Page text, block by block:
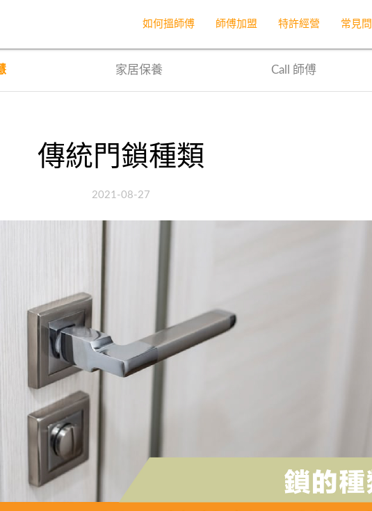
如何搵師傅 師傅加盟 特許經營 常見
首頁 網誌 文章
家居保養 Call 師傅
傳統門鎖種類
2021-08-27